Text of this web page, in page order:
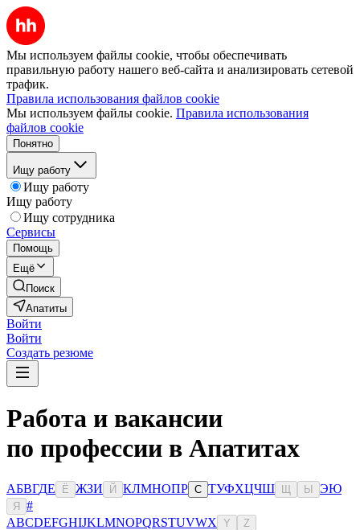
Мы используем файлы cookie, чтобы обеспечивать
правильную работу нашего веб-сайта и анализировать сетевой
трафик.
Правила использования файлов cookie
Мы используем файлы cookie. Правила использования
файлов cookie
Понятно
Ищу работу
Ищу работу
Ищу работу
Ищу сотрудника
Сервисы
Помощь
Ещё
Поиск
Апатиты
Войти
Войти
Создать резюме
Работа и вакансии
по профессии в Апатитах
АБВГДЕ Ё ЖЗИ Й КЛМНОПР С ТУФХЦЧШ Ы ЭЮ
Я
#
ABCDEFGHIJKLMNOPQRSTUVWX Y Z